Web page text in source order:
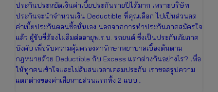
ประกันประหยัดเงินค่าเบี้ยประกันรายปีได้มาก เพราะบริษัท
ประกันจะนำจำนวนเงิน Deductible ที่คุณเลือก ไปเป็นส่วนลด
ค่าเบี้ยประกันตอนซื้อนั่นเอง นอกจากการทำประกันภาคสมัครใจ
แล้ว ผู้ขับขี่ต้องไม่ลืมต่ออายุพ.ร.บ. รถยนต์ ซึ่งเป็นประกันภัยภาค
บังคับ เพื่อรับความคุ้มครองค่ารักษาพยาบาลเบื้องต้นตาม
กฎหมายด้วย Deductible กับ Excess แตกต่างกันอย่างไร? เพื่อ
ให้ทุกคนเข้าใจและไม่สับสนเวลาเคลมประกัน เราขอสรุปความ
แตกต่างของค่าเสียหายส่วนแรกทั้ง 2 แบบ…